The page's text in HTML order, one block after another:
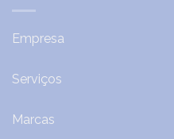
Empresa
Serviços
Marcas